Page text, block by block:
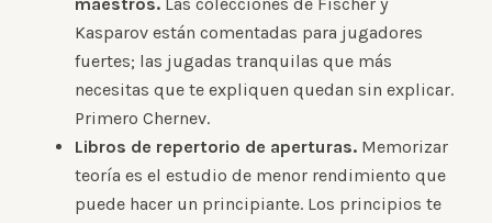
Kasparov están comentadas para jugadores
fuertes; las jugadas tranquilas que más
necesitas que te expliquen quedan sin explicar.
Primero Chernev.
Libros de repertorio de aperturas. Memorizar
teoría es el estudio de menor rendimiento que
puede hacer un principiante. Los principios te